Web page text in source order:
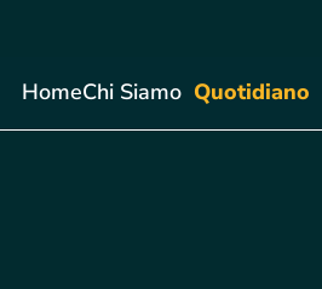
HomeChi Siamo Quotidiano